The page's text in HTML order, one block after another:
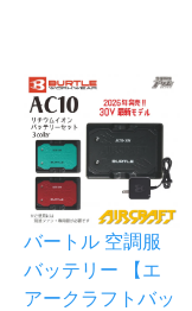
バートル 空調服
バッテリー 【エ
アークラフトバッ